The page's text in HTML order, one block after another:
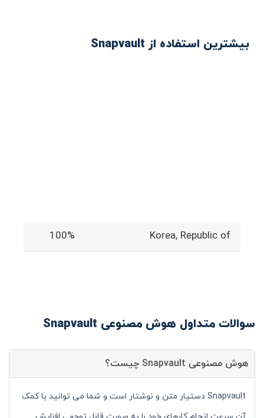
بیشترین استفاده از Snapvault
Korea, Republic of
100%
سوالات متداول هوش مصنوعی Snapvault
هوش مصنوعی Snapvault چیست؟
Snapvault دستیار متن و نوشتار است و شما می توانید با کمک